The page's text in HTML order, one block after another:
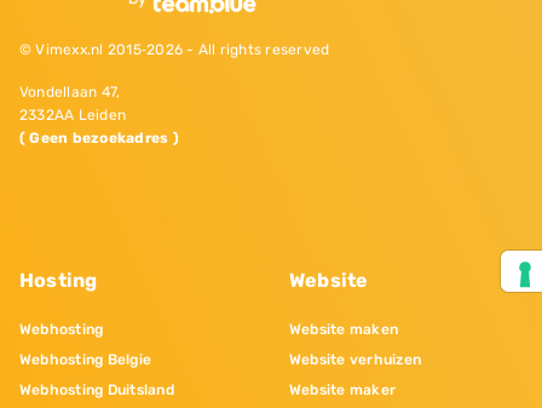
© Vimexx.nl 2015‐2026 - All rights reserved
Vondellaan 47,
2332AA Leiden
( Geen bezoekadres )
Hosting
Webhosting
Webhosting Belgie
Webhosting Duitsland
Website
Website maken
Website verhuizen
Website maker